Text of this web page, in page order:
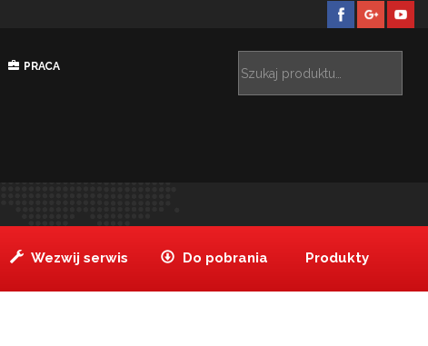
PRACA
Wezwij serwis Do pobrania Produkty